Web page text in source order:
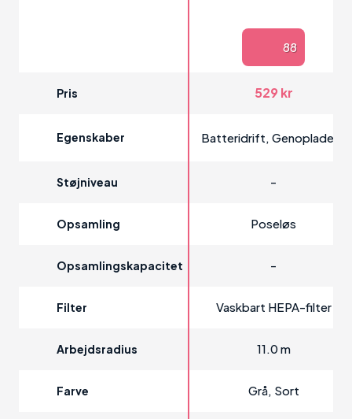
88
Pris 529 kr
Egenskaber Batteridrift, Genopladelig
Støjniveau -
Opsamling Poseløs
Opsamlingskapacitet -
Filter Vaskbart HEPA-filter
Arbejdsradius 11.0 m
Farve Grå, Sort